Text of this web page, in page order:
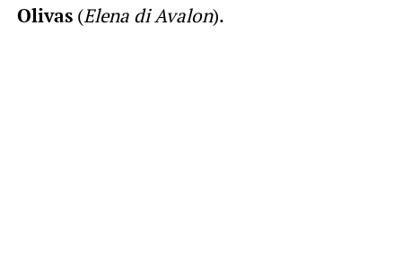
Olivas(Elena di Avalon).